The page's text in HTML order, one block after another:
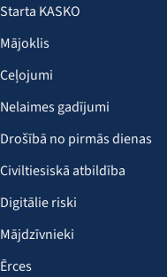
Starta KASKO
Mājoklis
Ceļojumi
Nelaimes gadījumi
Drošībā no pirmās dienas
Civiltiesiskā atbildība
Digitālie riski
Mājdzīvnieki
Ērces